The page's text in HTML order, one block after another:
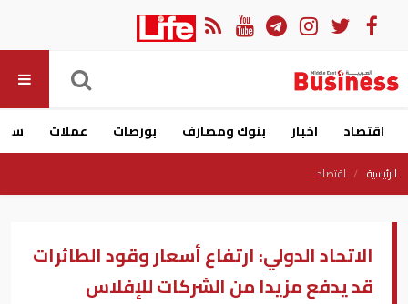
اقتصاد اخبار بنوك ومصارف بورصات عملات
الرئيسية اقتصاد
الاتحاد الدولي: ارتفاع أسعار وقود الطائرات
قد يدفع مزيدا من الشركات للإفلاس